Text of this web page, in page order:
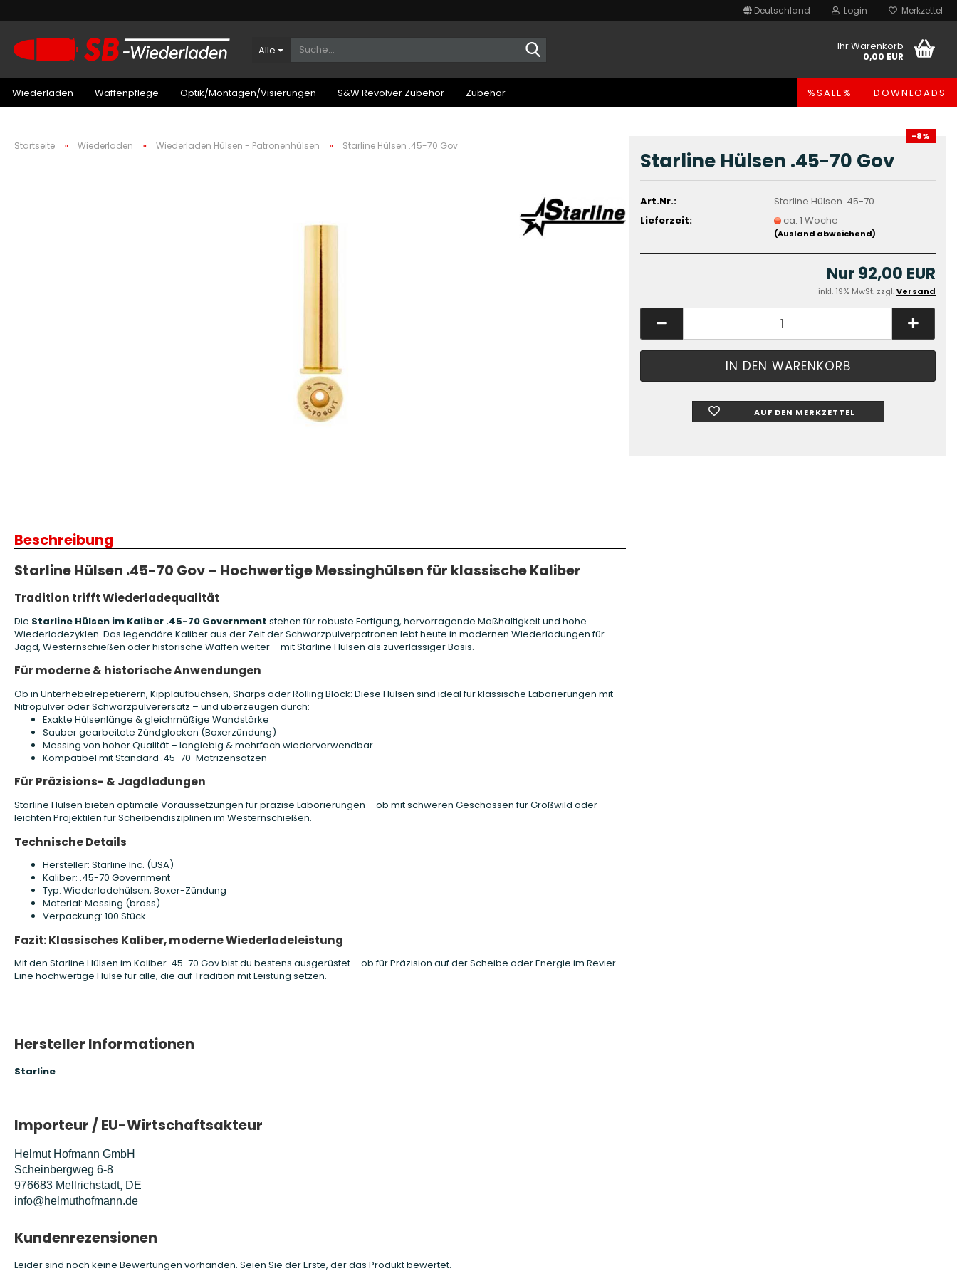
Deutschland Login Merkzettel
Alle
Suche... Ihr Warenkorb
0,00 EUR
Wiederladen
Ladepressen
Ladepressen Zubehör
Uniqutek Dillon Zubehör
Waffenpflege Optik/Montagen/Visierungen S&W Revolver Zubehör Zubehör %SALE% DOWNLOADS
Startseite » Wiederladen » Wiederladen Hülsen - Patronenhülsen » Starline Hülsen .45-70 Gov
-8%
Starline Hülsen .45-70 Gov
Art.Nr.:
Starline Hülsen .45-70
Lieferzeit:
ca. 1 Woche
(Ausland abweichend)
Nur 92,00 EUR
inkl. 19% MwSt. zzgl.Versand
AUF DEN MERKZETTEL
Beschreibung
Starline Hülsen .45-70 Gov – Hochwertige Messinghülsen für klassische Kaliber
Tradition trifft Wiederladequalität
Die Starline Hülsen im Kaliber .45-70 Government stehen für robuste Fertigung, hervorragende Maßhaltigkeit und hohe
Wiederladezyklen. Das legendäre Kaliber aus der Zeit der Schwarzpulverpatronen lebt heute in modernen Wiederladungen für
Jagd, Westernschießen oder historische Waffen weiter – mit Starline Hülsen als zuverlässiger Basis.
Für moderne & historische Anwendungen
Ob in Unterhebelrepetierern, Kipplaufbüchsen, Sharps oder Rolling Block: Diese Hülsen sind ideal für klassische Laborierungen mit
Nitropulver oder Schwarzpulverersatz – und überzeugen durch:
Exakte Hülsenlänge & gleichmäßige Wandstärke
Sauber gearbeitete Zündglocken (Boxerzündung)
Messing von hoher Qualität – langlebig & mehrfach wiederverwendbar
Kompatibel mit Standard .45-70-Matrizensätzen
Für Präzisions- & Jagdladungen
Starline Hülsen bieten optimale Voraussetzungen für präzise Laborierungen – ob mit schweren Geschossen für Großwild oder
leichten Projektilen für Scheibendisziplinen im Westernschießen.
Technische Details
Hersteller: Starline Inc. (USA)
Kaliber: .45-70 Government
Typ: Wiederladehülsen, Boxer-Zündung
Material: Messing (brass)
Verpackung: 100 Stück
Fazit: Klassisches Kaliber, moderne Wiederladeleistung
Mit den Starline Hülsen im Kaliber .45-70 Gov bist du bestens ausgerüstet – ob für Präzision auf der Scheibe oder Energie im Revier.
Eine hochwertige Hülse für alle, die auf Tradition mit Leistung setzen.
Hersteller Informationen
Starline
Importeur / EU-Wirtschaftsakteur
Helmut Hofmann GmbH
Scheinbergweg 6-8
976683 Mellrichstadt, DE
info@helmuthofmann.de
Kundenrezensionen
Leider sind noch keine Bewertungen vorhanden. Seien Sie der Erste, der das Produkt bewertet.